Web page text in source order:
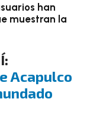
han
muestran la
Acapulco